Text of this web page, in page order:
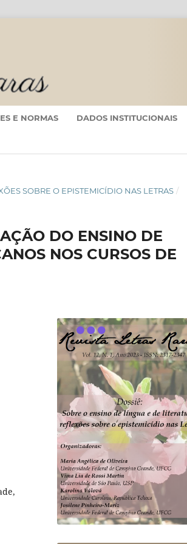
E NORMAS DADOS INSTITUCIONAIS
SOBRE O EPISTEMICÍDIO NAS LETRAS /
DO ENSINO DE
NOS CURSOS DE